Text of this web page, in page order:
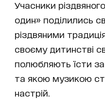
Учасники
один» поділились
різдвяними
своєму дитинстві
полюбляють їсти
та якою музикою
настрій.